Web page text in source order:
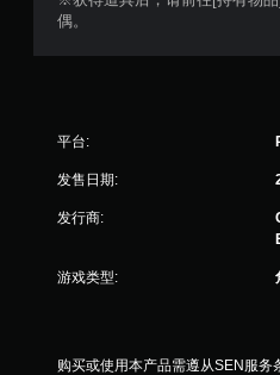
偶。
平台:
发售日期:
发行商:
游戏类型:
购买或使用本产品需遵从SEN服务